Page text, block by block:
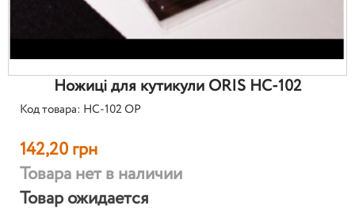
Ножиці для кутикули ORIS НС-102
Код товара: НС-102 ОР
142,20 грн
Товара нет в наличии
Товар ожидается